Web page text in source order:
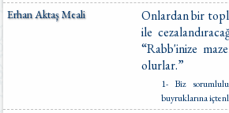
Erhan Aktaş Meali
Onlardan bir
ile
“Rabb'inize
olurlar.”
1- Biz
buyruklarına